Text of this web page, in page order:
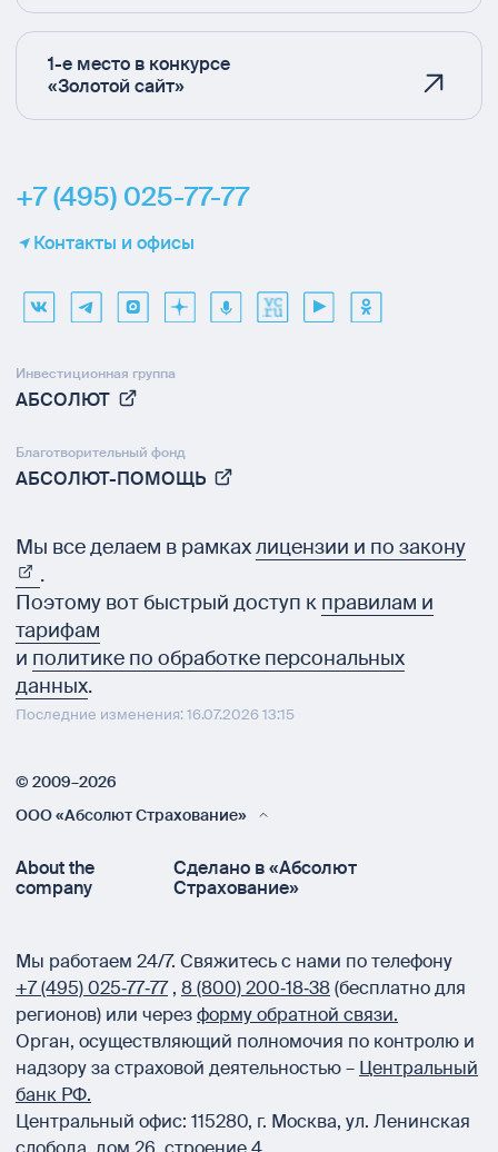
1-е место в конкурсе
«Золотой сайт»
+7 (495) 025-77-77
Контакты и офисы
Инвестиционная группа
АБСОЛЮТ
Благотворительный фонд
АБСОЛЮТ-ПОМОЩЬ
Мы все делаем в рамкахлицензии и по закону
.
Поэтому вот быстрый доступ к правилам и
тарифам
и политике по обработке персональных
данных.
Последние изменения: 16.07.2026 13:15
© 2009–2026
ООО «Абсолют Страхование»
About the
company
Сделано в «Абсолют
Страхование»
Мы работаем 24/7. Свяжитесь с нами по телефону
+7 (495) 025‑77‑77 , 8 (800) 200‑18‑38(бесплатно для
регионов) или черезформу обратной связи.
Орган, осуществляющий полномочия по контролю и
надзору за страховой деятельностью – Центральный
банк РФ.
Центральный офис: 115280, г. Москва, ул. Ленинская